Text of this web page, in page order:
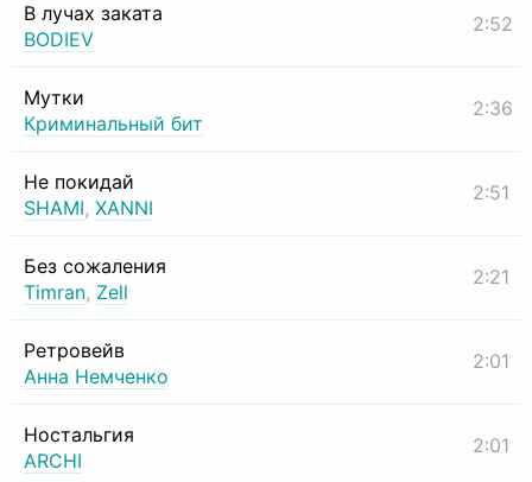
В лучах заката
BODIEV
2:52
Мутки
Криминальный бит
2:36
Не покидай
SHAMI, XANNI
2:51
Без сожаления
Timran, Zell
2:21
Ретровейв
Анна Немченко
2:01
Ностальгия
ARCHI
2:01